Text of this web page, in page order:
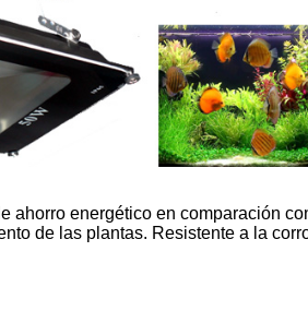
energético en comparación
de las plantas. Resistente a la